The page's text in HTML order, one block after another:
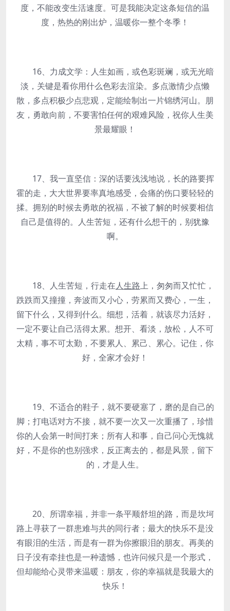
度，不能改变生活速度。可是我能决定这条短信的温
度，热热的刚出炉，温暖你一整个冬季！
16、力成文学：人生如画，或色彩斑斓，或无光暗
淡，关键是看你用什么色彩去渲染。多点激情少点懒
散，多点积极少点悲观，定能绘制出一片锦绣河山。朋
友，勇敢向前，不要害怕任何的艰难风险，祝你人生美
景最耀眼！
17、我一直坚信：深的话要浅浅地说，长的路要挥
霍的走，大大世界要率真地感受，会痛的伤口要轻轻的
揉。拥别的时候去勇敢的祝福，不被了解的时候要相信
自己是值得的。人生苦短，还有什么想干的，别犹豫
啊。
18、人生苦短，行走在人生路上，匆匆而又忙忙，
跌跌而又撞撞，奔波而又小心，劳累而又费心，一生，
留下什么，又得到什么。细想，活着，就该尽力活好，
一定不要让自己活得太累。想开、看淡，放松，人不可
太精，事不可太勤，不要累人、累己、累心。记住，你
好，全家才会好！
19、不适合的鞋子，就不要硬塞了，磨的是自己的
脚；打电话对方不接，就不要一次又一次重播了，珍惜
你的人会第一时间打来；所有人和事，自己问心无愧就
好，不是你的也别强求，反正离去的，都是风景，留下
的，才是人生。
20、所谓幸福，并非一条平顺舒坦的路，而是坎坷
路上寻获了一群患难与共的同行者；最大的快乐不是没
有眼泪的生活，而是有一群为你擦眼泪的朋友。再美的
日子没有牵挂也是一种遗憾，也许问候只是一个形式，
但却能给心灵带来温暖：朋友，你的幸福就是我最大的
快乐！